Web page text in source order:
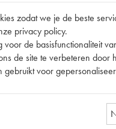
zodat we je de beste
privacy policy.
voor de basisfunctionaliteit
de site te verbeteren door
gebruikt voor